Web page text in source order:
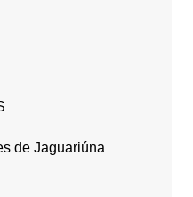
de Jaguariúna